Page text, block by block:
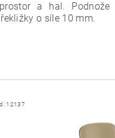
a hal.
o síle 10 mm.
12137